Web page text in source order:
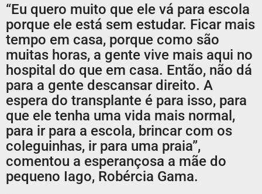
“Eu quero muito que ele vá para escola
porque ele está sem estudar. Ficar mais
tempo em casa, porque como são
muitas horas, a gente vive mais aqui no
hospital do que em casa. Então, não dá
para a gente descansar direito. A
espera do transplante é para isso, para
que ele tenha uma vida mais normal,
para ir para a escola, brincar com os
coleguinhas, ir para uma praia”,
comentou a esperançosa a mãe do
pequeno Iago, Robércia Gama.